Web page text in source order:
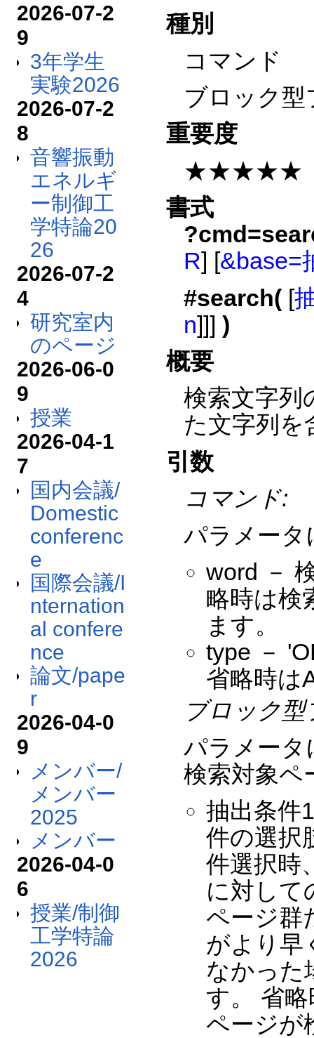
種別
コマンド
ブロック
重要度
★★★★★
書式
R] [&base=
#search( [
n]]])
概要
検索文字列
た文字列を
引数
コマンド:
パラメータ
word －
略時は検
ます。
type －
省略時は
ブロック
パラメータ
検索対象ペ
抽出条件
件の選択
件選択時
に対して
ページ群
がより早
なかった
す。 省
ページが
2026-07-2
9
3年学生
実験2026
2026-07-2
8
音響振動
エネルギ
ー制御工
学特論20
26
2026-07-2
4
研究室内
のページ
2026-06-0
9
授業
2026-04-1
7
国内会議/
Domestic
conferenc
e
国際会議/I
nternation
al confere
nce
論文/pape
r
2026-04-0
9
メンバー/
メンバー
2025
メンバー
2026-04-0
6
授業/制御
工学特論
2026